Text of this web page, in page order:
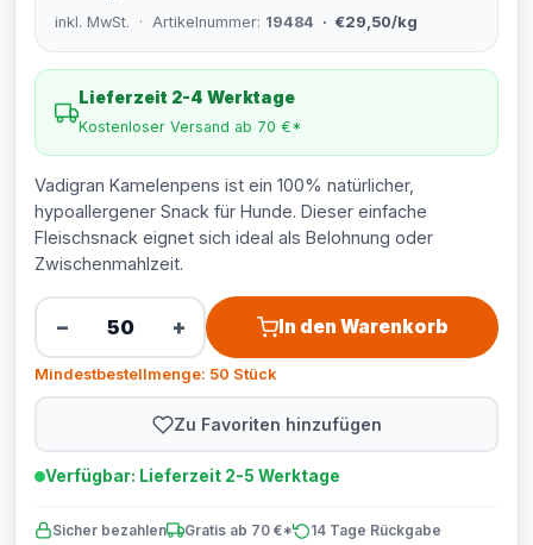
inkl. MwSt. · Artikelnummer: 19484 · €29,50/kg
Lieferzeit 2-4 Werktage
Kostenloser Versand ab 70 €*
Vadigran Kamelenpens ist ein 100% natürlicher,
hypoallergener Snack für Hunde. Dieser einfache
Fleischsnack eignet sich ideal als Belohnung oder
Zwischenmahlzeit.
− + In den Warenkorb
Mindestbestellmenge: 50 Stück
Zu Favoriten hinzufügen
Verfügbar: Lieferzeit 2-5 Werktage
Sicher bezahlen Gratis ab 70 €* 14 Tage Rückgabe